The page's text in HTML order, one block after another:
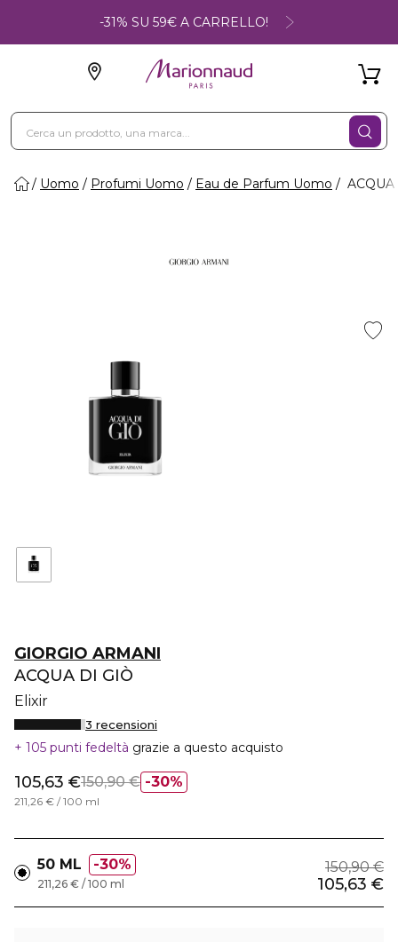
-31% SU 59€ A CARRELLO!
Uomo Profumi Uomo Eau de Parfum Uomo
GIORGIO ARMANI
ACQUA DI GIÒ
Elixir
3 recensioni
105 punti fedeltà grazie a questo acquisto
30%
105,63 €150,90 €
211,26 € / 100 ml
50 ML 30% 150,90 €
105,63 €
211,26 € / 100 ml